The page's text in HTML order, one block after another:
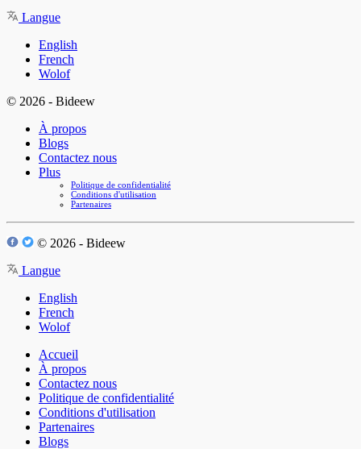
Langue
English
French
Wolof
© 2026 - Bideew
À propos
Blogs
Contactez nous
Plus
Politique de confidentialité
Conditions d'utilisation
Partenaires
© 2026 - Bideew
Langue
English
French
Wolof
Accueil
À propos
Contactez nous
Politique de confidentialité
Conditions d'utilisation
Partenaires
Blogs